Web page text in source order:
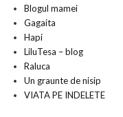
Blogul mamei
Gagaita
Hapi
LiluTesa – blog
Raluca
Un graunte de nisip
VIATA PE INDELETE